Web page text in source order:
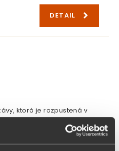
DETAIL
ktorá je rozpustená v
dve ingrediencie …